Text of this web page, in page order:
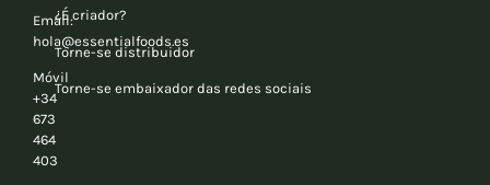
Email:
hola@essentialfoods.es
Móvil
+34
673
464
403
¿É criador?
Torne-se distribuidor
Torne-se embaixador das redes sociais